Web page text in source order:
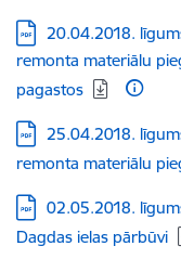
Lejupielādēt:
20.04.2018.
remonta materiālu
pagastos
Lejupielādēt:
25.04.2018.
remonta materiālu
Lejupielādēt:
02.05.2018.
Dagdas ielas pārbūvi